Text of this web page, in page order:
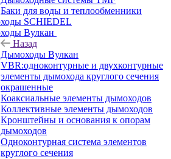
Баки для воды и теплообменники
SCHIEDEL
Вулкан
Назад
Дымоходы Вулкан
VBR:одноконтурные и двухконтурные
элементы дымохода круглого сечения
окрашенные
Коаксиальные элементы дымоходов
Коллективные элементы дымоходов
Кронштейны и основания к опорам
дымоходов
Одноконтурная система элементов
круглого сечения